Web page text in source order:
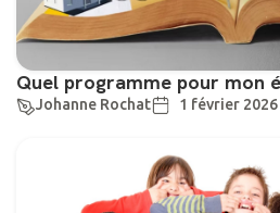
Quel programme pour mon
Johanne Rochat 1 février 2026